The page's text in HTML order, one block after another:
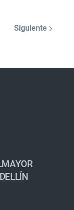
Siguiente